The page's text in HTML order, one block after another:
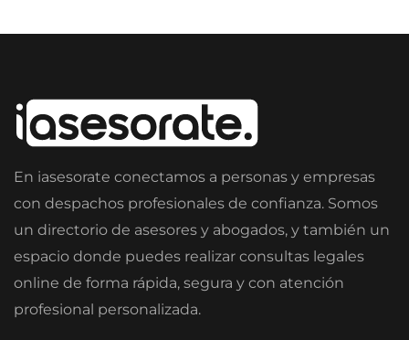
En iasesorate conectamos a personas y empresas
con despachos profesionales de confianza. Somos
un directorio de asesores y abogados, y también un
espacio donde puedes realizar consultas legales
online de forma rápida, segura y con atención
profesional personalizada.